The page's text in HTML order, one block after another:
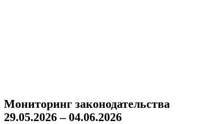
Мониторинг законодательства
29.05.2026 – 04.06.2026